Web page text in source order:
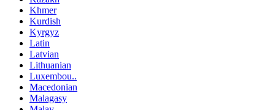
Khmer
Kurdish
Kyrgyz
Latin
Latvian
Lithuanian
Luxembou..
Macedonian
Malagasy